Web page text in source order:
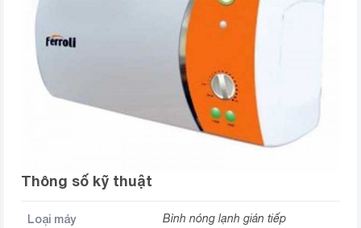
Thông số kỹ thuật
Loại máy Bình nóng lạnh gián tiếp